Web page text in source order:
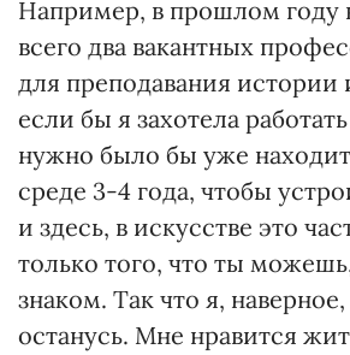
Например, в прошлом году
всего два вакантных
для преподавания истории
если бы я захотела
нужно было бы уже
среде 3-4 года, чтобы
и здесь, в искусстве это
только того, что ты
знаком. Так что я,
останусь. Мне нравится